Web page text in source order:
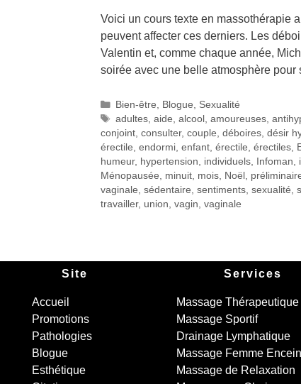
Voici un cours texte en massothérapie
peuvent affecter ces derniers. Les
Valentin et, comme chaque année,
soirée avec une belle atmosphère
Bien-être, Blogue, Sexualité
adultes,aide,alcool ,amoureuses,
conjoint, consulter, couple, déboires, désir
érectile, endormi, enfant, érectile, érectiles,
humeur, hypertension, individuels, Infoman,
Ménopausée, minuit, mois, Noël ,
vaginale, sédentaire, sentiments, sexualité,
travailler, union, vagin, vaginale
Site
Accueil
Promotions
Pathologies
Blogue
Esthétique
Services
Massage Thérapeutique
Massage Sportif
Drainage Lymphatique
Massage Femme
Massage de Relaxation